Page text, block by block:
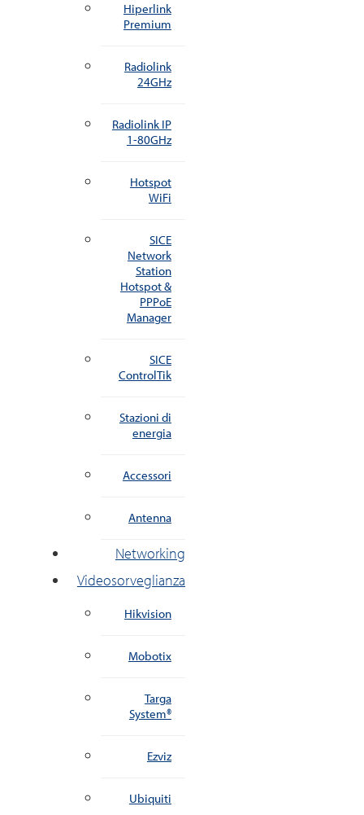
Hiperlink
Premium
Radiolink
24GHz
Radiolink IP
1-80GHz
Hotspot
WiFi
SICE
Network
Station
Hotspot &
PPPoE
Manager
SICE
ControlTik
Stazioni di
energia
Accessori
Antenna
Networking
Videosorveglianza
Hikvision
Mobotix
Targa
System®
Ezviz
Ubiquiti